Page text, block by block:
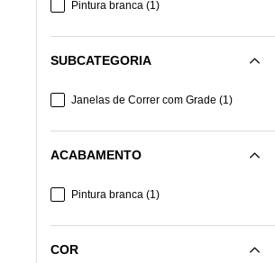
Pintura branca (1)
SUBCATEGORIA
Janelas de Correr com Grade (1)
ACABAMENTO
Pintura branca (1)
COR